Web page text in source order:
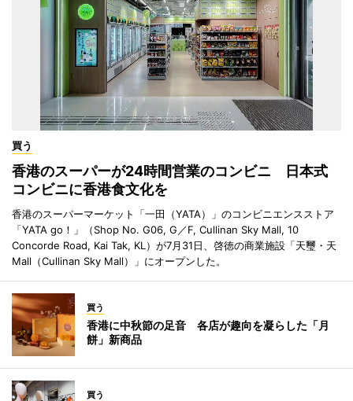
買う
香港のスーパーが24時間営業のコンビニ 日本式
コンビニに香港食文化を
香港のスーパーマーケット「一田（YATA）」のコンビニエンスストア
「YATA go！」（Shop No. G06, G／F, Cullinan Sky Mall, 10
Concorde Road, Kai Tak, KL）が7月31日、啓徳の商業施設「天璽・天
Mall（Cullinan Sky Mall）」にオープンした。
買う
香港に中秋節の足音 各店が趣向を凝らした「月
餅」新商品
買う